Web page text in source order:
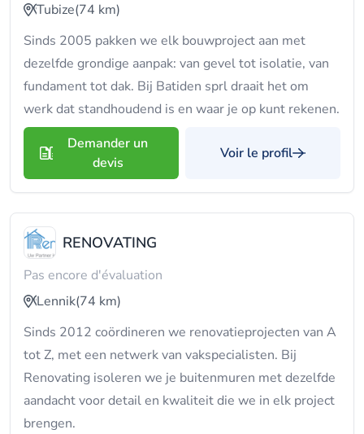
Tubize(74 km)
Sinds 2005 pakken we elk bouwproject aan met
dezelfde grondige aanpak: van gevel tot isolatie, van
fundament tot dak. Bij Batiden sprl draait het om
werk dat standhoudend is en waar je op kunt rekenen.
Demander un
devis
Voir le profil
RENOVATING
Pas encore d'évaluation
Lennik(74 km)
Sinds 2012 coördineren we renovatieprojecten van A
tot Z, met een netwerk van vakspecialisten. Bij
Renovating isoleren we je buitenmuren met dezelfde
aandacht voor detail en kwaliteit die we in elk project
brengen.